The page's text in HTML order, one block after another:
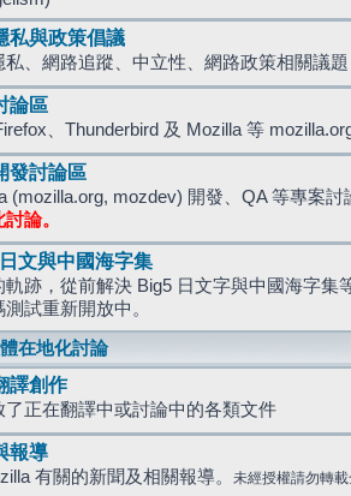
私與政策倡議
私、網路追蹤、中立性、網路政策相關議題
論區
、Thunderbird 及 Mozilla 等
發討論區
(mozilla.org, mozdev) 開發、QA 等專案討
論。
文與中國海字集
軌跡，從前解決 Big5 日文字與中國海字集
測試重新開放中。
在地化討論
譯創作
了正在翻譯中或討論中的各類文件
報導
有關的新聞及相關報導。 未經授權請勿轉